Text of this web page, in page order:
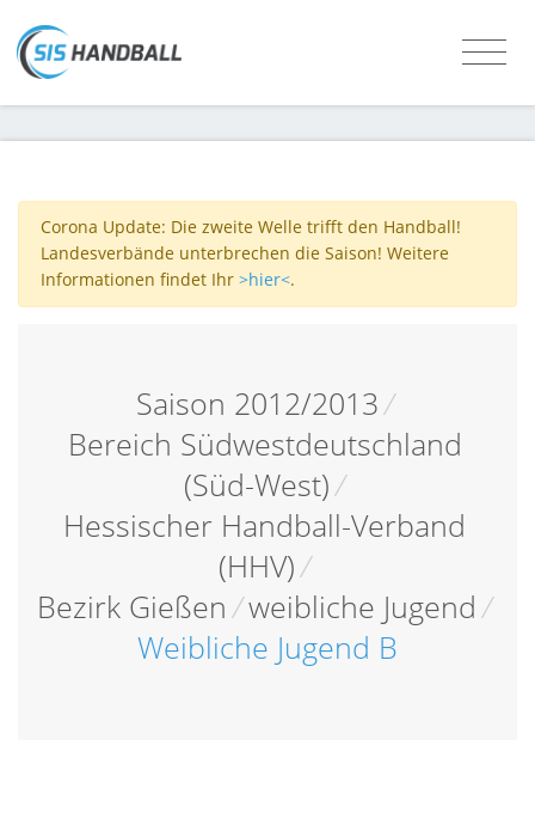
Corona Update: Die zweite Welle trifft den Handball!
Landesverbände unterbrechen die Saison! Weitere
Informationen findet Ihr >hier<.
Saison 2012/2013/
Bereich Südwestdeutschland
(Süd-West)/
Hessischer Handball-Verband
(HHV)/
Bezirk Gießen /weibliche Jugend /
Weibliche Jugend B